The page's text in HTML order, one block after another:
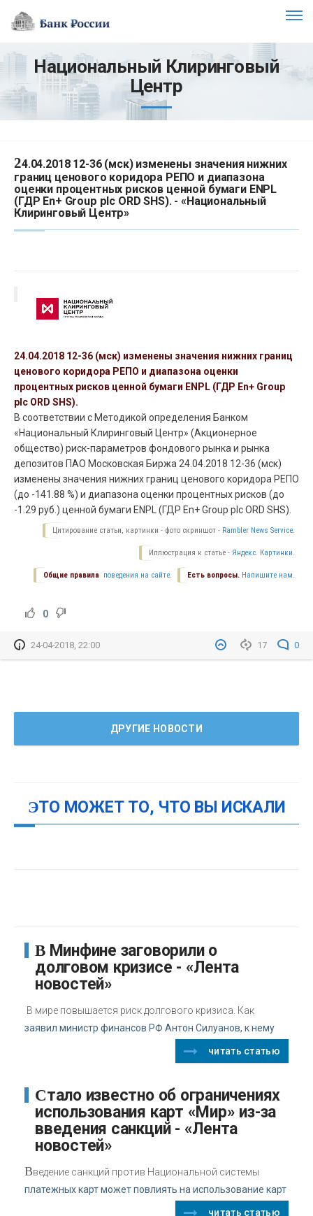
Национальный Клиринговый
Центр
24.04.2018 12-36 (мск) изменены значения нижних
границ ценового коридора РЕПО и диапазона
оценки процентных рисков ценной бумаги ENPL
(ГДР En+ Group plc ORD SHS). - «Национальный
Клиринговый Центр»
24.04.2018 12-36 (мск) изменены значения нижних границ
ценового коридора РЕПО и диапазона оценки
процентных рисков ценной бумаги ENPL (ГДР En+ Group
plc ORD SHS).
В соответствии с Методикой определения Банком
«Национальный Клиринговый Центр» (Акционерное
общество) риск-параметров фондового рынка и рынка
депозитов ПАО Московская Биржа 24.04.2018 12-36 (мск)
изменены значения нижних границ ценового коридора РЕПО
(до -141.88 %) и диапазона оценки процентных рисков (до
-1.29 руб.) ценной бумаги ENPL (ГДР En+ Group plc ORD SHS).
Цитирование статьи, картинки - фото скриншот - Rambler News Service.
Иллюстрация к статье - Яндекс. Картинки.
Есть вопросы. Напишите нам.
Общие правила поведения на сайте.
0
17 0
24-04-2018, 22:00
ДРУГИЕ НОВОСТИ
ЭТО МОЖЕТ ТО, ЧТО ВЫ ИСКАЛИ
В Минфине заговорили о
долговом кризисе - «Лента
новостей»
В мире повышается риск долгового кризиса. Как
заявил министр финансов РФ Антон Силуанов, к нему
читать статью
Стало известно об ограничениях
использования карт «Мир» из-за
введения санкций - «Лента
новостей»
Введение санкций против Национальной системы
платежных карт может повлиять на использование карт
читать статью